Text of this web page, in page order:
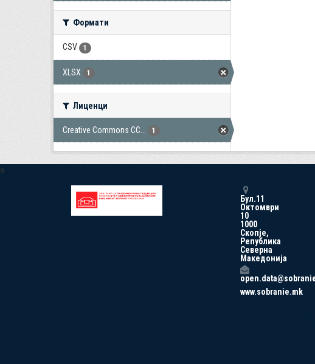
Формати
CSV 1
XLSX 1
Лиценци
Creative Commons CC... 1
a
Бул.11
Октомври
10
1000
Скопје,
Република
Северна
Македонија
www.sobranie.mk